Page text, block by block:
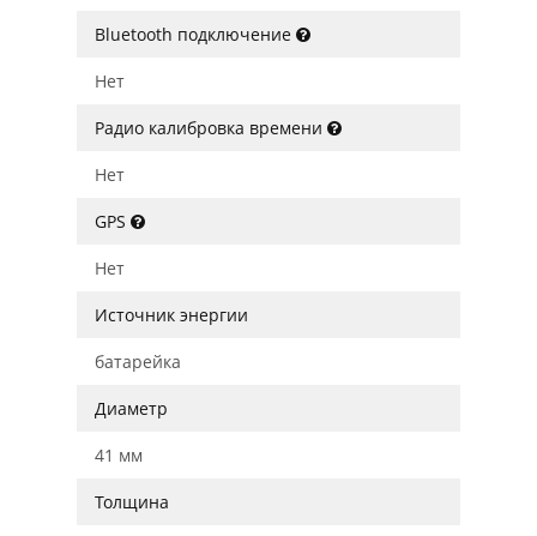
Bluetooth подключение
Нет
Радио калибровка времени
Нет
GPS
Нет
Источник энергии
батарейка
Диаметр
41 мм
Толщина